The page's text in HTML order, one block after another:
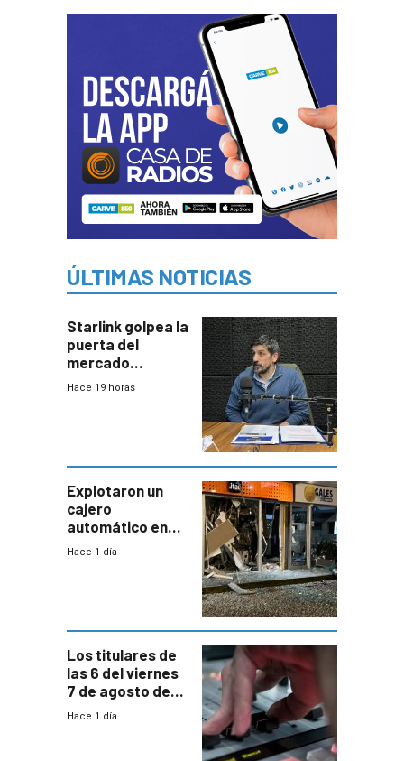
ÚLTIMAS NOTICIAS
Starlink golpea la
puerta del
mercado
uruguayo y Antel
con mayor
miedo”
Hace 19 horas
Explotaron un
cajero
automático en
Parque Miramar;
Hace 1 día
Los titulares de
las 6 del viernes
7 de agosto de
2026
Hace 1 día